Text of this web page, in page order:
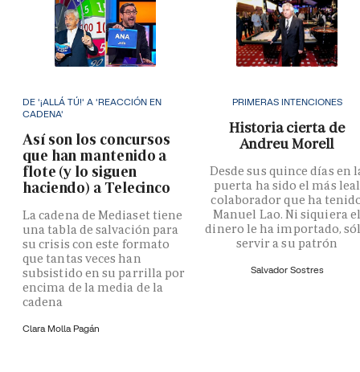
DE '¡ALLÁ TÚ!' A 'REACCIÓN EN
CADENA'
Así son los concursos
que han mantenido a
flote (y lo siguen
haciendo) a Telecinco
La cadena de Mediaset tiene
una tabla de salvación para
su crisis con este formato
que tantas veces han
subsistido en su parrilla por
encima de la media de la
cadena
Clara Molla Pagán
PRIMERAS INTENCIONES
Historia cierta de
Andreu Morell
Desde sus quince días en
puerta ha sido el más leal
colaborador que ha
Manuel Lao. Ni siquiera
dinero le ha importado,
servir a su patrón
Salvador Sostres